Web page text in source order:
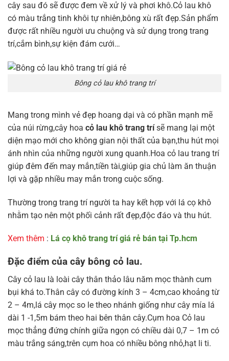
cây sau đó sẽ được đem về xử lý và phơi khô.Cỏ lau khô
có màu trắng tinh khôi tự nhiên,bông xù rất đẹp.Sản phẩm
được rất nhiều người ưu chuộng và sử dụng trong trang
trí,cắm bình,sự kiện đám cưới…
Bông cỏ lau khô trang trí
Mang trong mình vẻ đẹp hoang dại và có phần mạnh mẽ
của núi rừng,cây hoa cỏ lau khô trang trísẽ mang lại một
diện mạo mới cho không gian nội thất của bạn,thu hút mọi
ánh nhìn của những người xung quanh.Hoa cỏ lau trang trí
giúp đêm đến may mắn,tiền tài,giúp gia chủ làm ăn thuận
lợi và gặp nhiều may mắn trong cuộc sống.
Thường trong trang trí người ta hay kết hợp với lá cọ khô
nhằm tạo nên một phối cảnh rất đẹp,độc đáo và thu hút.
Xem thêm : Lá cọ khô trang trí giá rẻ bán tại Tp.hcm
Đặc điểm của cây bông cỏ lau.
Cây cỏ lau là loài cây thân thảo lâu năm mọc thành cum
bụi khá to.Thân cây có đường kính 3 – 4cm,cao khoảng từ
2 – 4m,lá cây mọc so le theo nhánh giống như cây mía lá
dài 1 -1,5m bám theo hai bên thân cây.Cụm hoa Cỏ lau
mọc thẳng đứng chính giữa ngọn có chiều dài 0,7 – 1m có
màu trắng sáng,trên cụm hoa có nhiều bông nhỏ,hạt li ti.